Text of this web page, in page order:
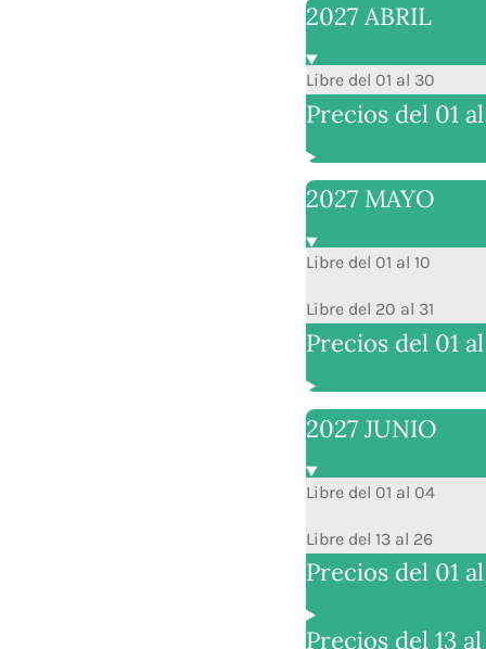
2027 ABRIL
Libre del 01 al 30
Precios del 01
2027 MAYO
Libre del 01 al 10
Libre del 20 al 31
Precios del 01 al
2027 JUNIO
Libre del 01 al 04
Libre del 13 al 26
Precios del 01
Precios del 13